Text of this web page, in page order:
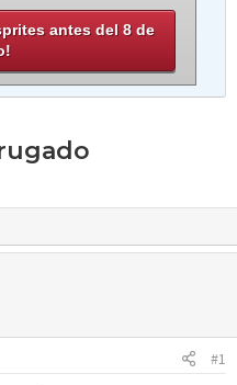
antes del 8 de
#1